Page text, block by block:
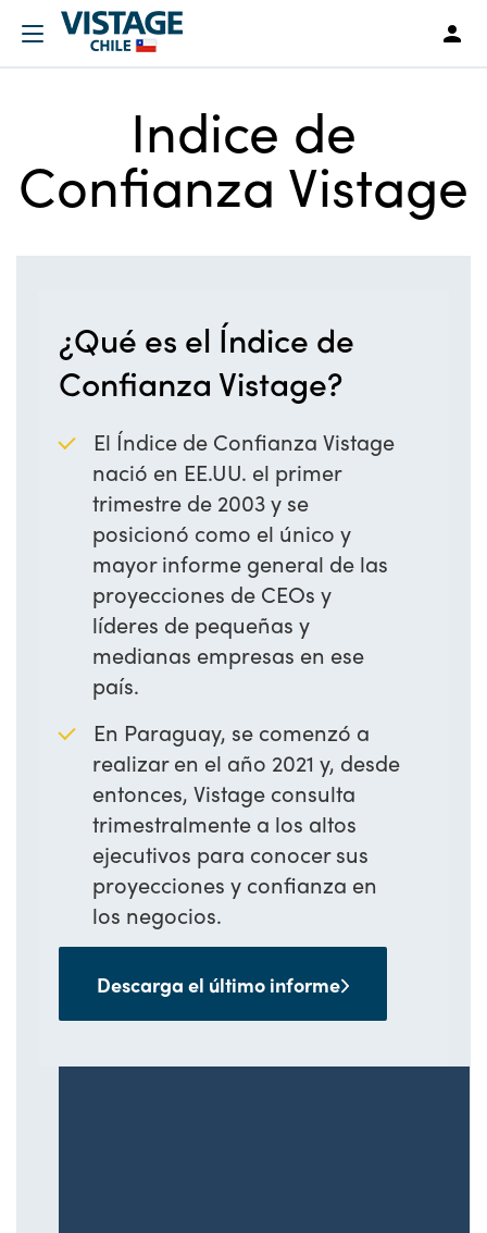
Indice de
Confianza Vistage
¿Qué es el Índice de
Confianza Vistage?
El Índice de Confianza Vistage
nació en EE.UU. el primer
trimestre de 2003 y se
posicionó como el único y
mayor informe general de las
proyecciones de CEOs y
líderes de pequeñas y
medianas empresas en ese
país.
En Paraguay, se comenzó a
realizar en el año 2021 y, desde
entonces, Vistage consulta
trimestralmente a los altos
ejecutivos para conocer sus
proyecciones y confianza en
los negocios.
Descarga el último informe